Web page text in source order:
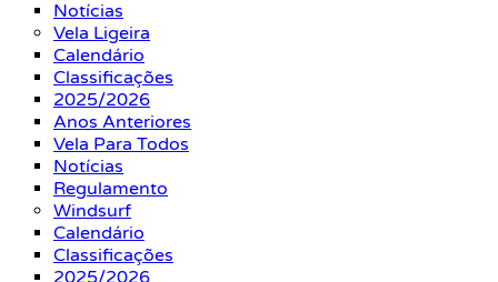
Notícias
Vela Ligeira
Calendário
Classificações
2025/2026
Anos Anteriores
Vela Para Todos
Notícias
Regulamento
Windsurf
Calendário
Classificações
2025/2026